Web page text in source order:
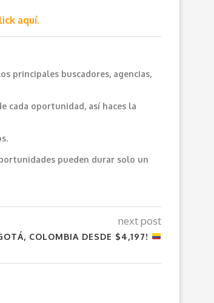
aquí.
principales buscadores, agencias,
cada oportunidad, así haces la
pueden durar solo un
next post
COLOMBIA DESDE $4,197!